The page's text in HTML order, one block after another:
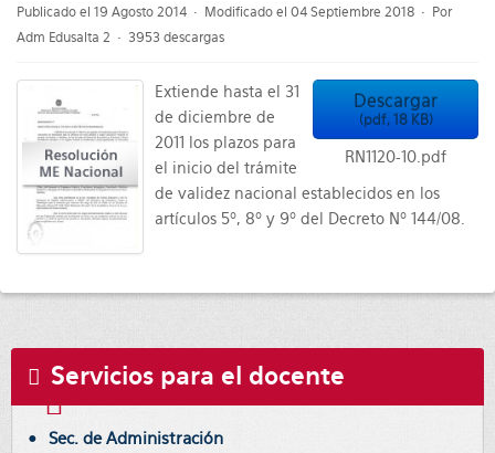
Publicado el 19 Agosto 2014 Modificado el 04 Septiembre 2018
Por
Adm Edusalta 2
3953 descargas
Descargar
(pdf, 18 KB)
RN1120-10.pdf
Extiende hasta el 31
de diciembre de
2011 los plazos para
el inicio del trámite
de validez nacional establecidos en los
artículos 5º, 8º y 9º del Decreto Nº 144/08.
Servicios para el docente
Sec. de Administración